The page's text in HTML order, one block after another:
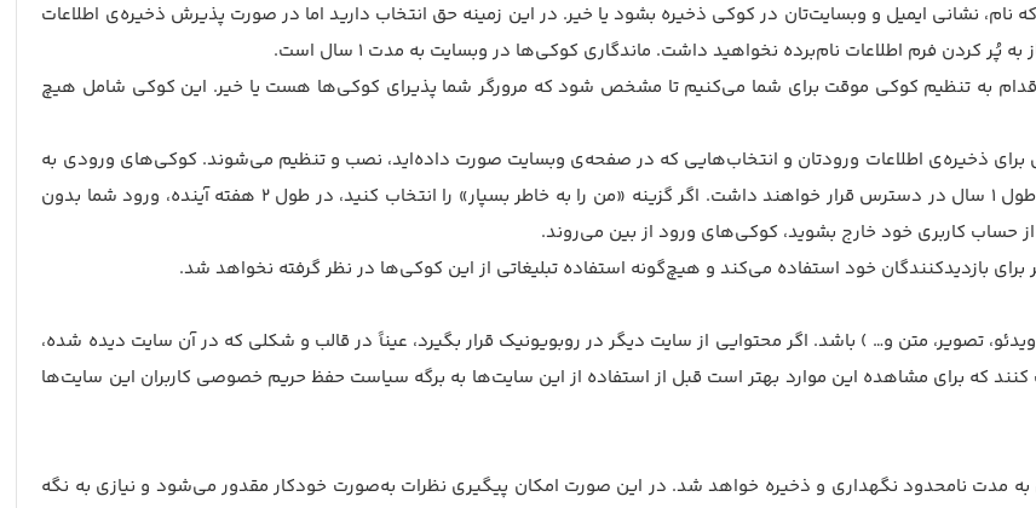
نام، نشانی ایمیل و وبسایت‌تان در کوکی ذخیره بشود یا خیر. در این زمینه حق انتخاب دارید اما در صورت پذیرش ذخیره‌ی اطلاعات
کردن فرم اطلاعات نام‌برده نخواهید داشت. ماندگاری کوکی‌ها در وبسایت به مدت 1 سال است.
اقدام به تنظیم کوکی موقت برای شما می‌کنیم تا مشخص شود که مرورگر شما پذیرای کوکی‌ها هست یا خیر. این کوکی شامل هیچ
برای ذخیره‌ی اطلاعات ورودتان و انتخاب‌هایی که در صفحه‌ی وبسایت صورت داده‌اید، نصب و تنظیم می‌شوند. کوکی‌های ورودی به
مدت 7 روز فعال هستند و اطلاعات انتخاب صفحاتی که داشته‌اید نیز در طول 1 سال در دسترس قرار خواهند داشت. اگر گزینه «من را به خاطر بسپار» را انتخاب کنید، در طول 2 هفته آینده، ورود شما بدون
حساب کاربری خود خارج بشوید، کوکی‌های ورود از بین می‌روند.
برای بازدیدکنندگان خود استفاده می‌کند و هیچ‌گونه استفاده تبلیغاتی از این کوکی‌ها در نظر گرفته نخواهد شد.
تصویر، متن و… ) باشد. اگر محتوایی از سایت دیگر در روبویونیک قرار بگیرد، عیناً در قالب و شکلی که در آن سایت دیده شده،
که برای مشاهده این موارد بهتر است قبل از استفاده از این سایت‌ها به برگه سیاست حفظ حریم خصوصی کاربران این سایت‌ها
به مدت نامحدود نگهداری و ذخیره خواهد شد. در این صورت امکان پیگیری نظرات به‌صورت خودکار مقدور می‌شود و نیازی به نگه